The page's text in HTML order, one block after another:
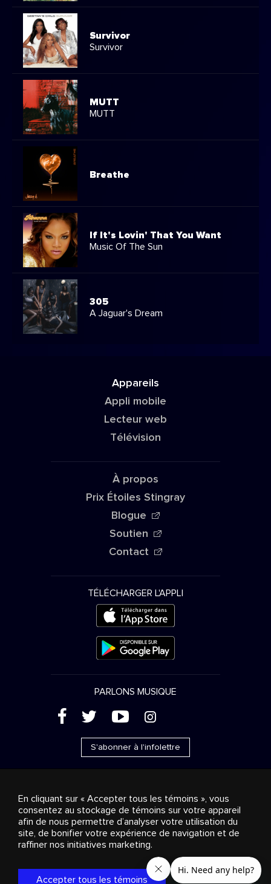
Survivor
Survivor
MUTT
MUTT
Breathe
If It's Lovin' That You Want
Music Of The Sun
305
A Jaguar's Dream
Appareils
Appli mobile
Lecteur web
Télévision
À propos
Prix Étoiles Stingray
Blogue
Soutien
Contact
TÉLÉCHARGER L'APPLI
PARLONS MUSIQUE
( ' + &
S'abonner à l'infolettre
Ventes publicitaires
Diffusion & distribution
Consommateurs
Solutions d’affaires Radio
propos
Cookies settings
© 2018-2025 Groupe Stingray Inc. Tous droits réservés.
, VOS AMBIANCES MUSICALES
et les autres
marques et logos reliés sont des marques de commerce du
En cliquant sur « Accepter tous les témoins », vous
consentez au stockage de témoins sur votre appareil
afin de nous permettre d’analyser votre utilisation du
site, de bonifier votre expérience de navigation et de
raffiner nos initiatives marketing.
Accepter tous les témoins